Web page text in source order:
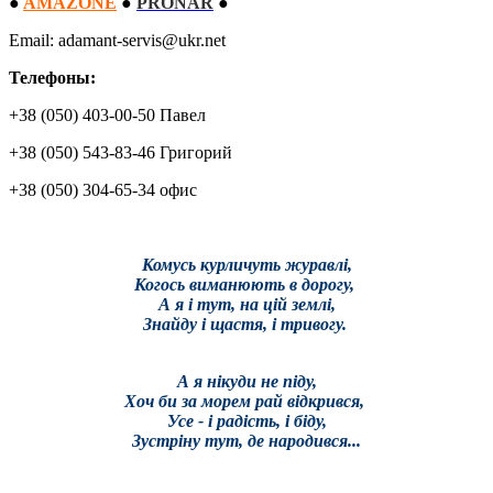
Email: adamant-servis@ukr.net
Телефоны:
+38 (050) 403-00-50 Павел
+38 (050) 543-83-46 Григорий
+38 (050) 304-65-34 офис
Комусь курличуть журавлі,
Когось виманюють в дорогу,
А я і тут, на цій землі,
Знайду і щастя, і тривогу.
А я нікуди не піду,
Хоч би за морем рай відкрився,
Усе - і радість, і біду,
Зустріну тут, де народився...